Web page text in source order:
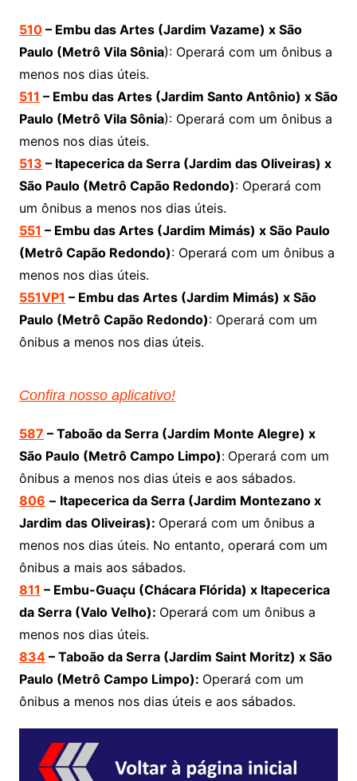
510– Embu das Artes (Jardim Vazame) x São
Paulo (Metrô Vila Sônia): Operará com um ônibus a
menos nos dias úteis.
511 – Embu das Artes (Jardim Santo Antônio) x São
Paulo (Metrô Vila Sônia): Operará com um ônibus a
menos nos dias úteis.
513 – Itapecerica da Serra(Jardim das Oliveiras) x
São Paulo (Metrô Capão Redondo): Operará com
um ônibus a menos nos dias úteis.
551 – Embu das Artes (Jardim Mimás) x São Paulo
(Metrô Capão Redondo): Operará com um ônibus a
menos nos dias úteis.
551VP1 – Embu das Artes (Jardim Mimás) x São
Paulo (Metrô Capão Redondo): Operará com um
ônibus a menos nos dias úteis.
Confira nosso aplicativo!
587 – Taboão da Serra (Jardim Monte Alegre) x
São Paulo (Metrô Campo Limpo): Operará com um
ônibus a menos nos dias úteis e aos sábados.
806 – Itapecerica da Serra (Jardim Montezano x
Jardim das Oliveiras): Operará com um ônibus a
menos nos dias úteis. No entanto, operará com um
ônibus a mais aos sábados.
811 – Embu-Guaçu (Chácara Flórida) x Itapecerica
da Serra (Valo Velho): Operará com um ônibus a
menos nos dias úteis.
834– Taboão da Serra (Jardim Saint Moritz) x São
Paulo (Metrô Campo Limpo): Operará com um
ônibus a menos nos dias úteis e aos sábados.